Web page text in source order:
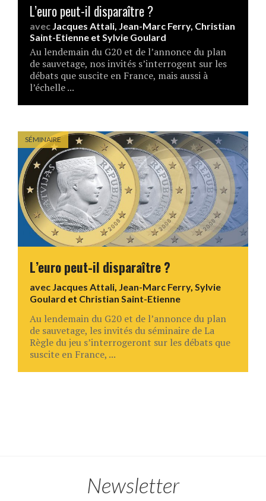
L’euro peut-il disparaître ?
avec Jacques Attali, Jean-Marc Ferry, Christian
Saint-Etienne et Sylvie Goulard
Au lendemain du G20 et de l’annonce du plan
de sauvetage, nos invités s’interrogent sur les
débats que suscite en France, mais aussi à
l’échelle ...
SÉMINAIRE
L’euro peut-il disparaître ?
avec Jacques Attali, Jean-Marc Ferry, Sylvie
Goulard et Christian Saint-Etienne
Au lendemain du G20 et de l’annonce du plan
de sauvetage, les invités du séminaire de La
Règle du jeu s’interrogeront sur les débats que
suscite en France, ...
Newsletter